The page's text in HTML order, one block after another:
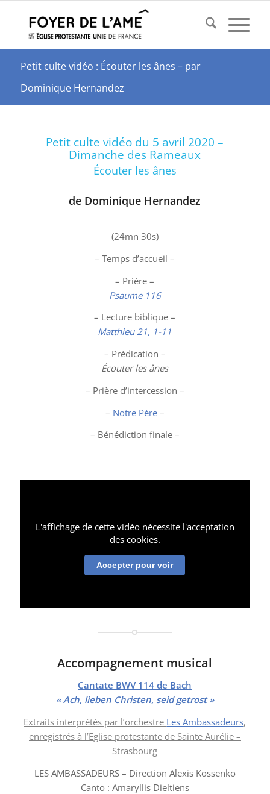
Petit culte vidéo : Écouter les ânes – par
Dominique Hernandez
Petit culte vidéo du 5 avril 2020 –
Dimanche des Rameaux
Écouter les ânes
de Dominique Hernandez
(24mn 30s)
– Temps d’accueil –
– Prière –
Psaume 116
– Lecture biblique –
Matthieu 21, 1-11
– Prédication –
Écouter les ânes
– Prière d’intercession –
– Notre Père–
– Bénédiction finale –
L'affichage de cette vidéo nécessite l'acceptation
des cookies.
Accepter pour voir
Accompagnement musical
Cantate BWV 114 de Bach
« Ach, lieben Christen, seid getrost »
Extraits interprétés par l’orchestre Les Ambassadeurs,
enregistrés à l’Eglise protestante de Sainte Aurélie –
Strasbourg
LES AMBASSADEURS – Direction Alexis Kossenko
Canto : Amaryllis Dieltiens